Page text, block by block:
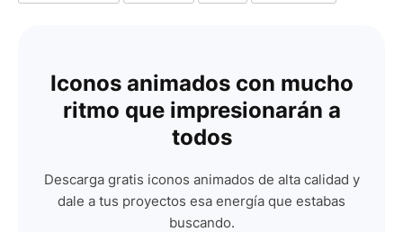
Iconos animados con mucho
ritmo que impresionarán a
todos
Descarga gratis iconos animados de alta calidad y
dale a tus proyectos esa energía que estabas
buscando.